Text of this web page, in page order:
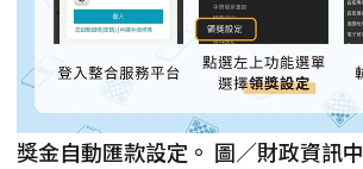
獎金自動匯款設定。 圖／財政資訊